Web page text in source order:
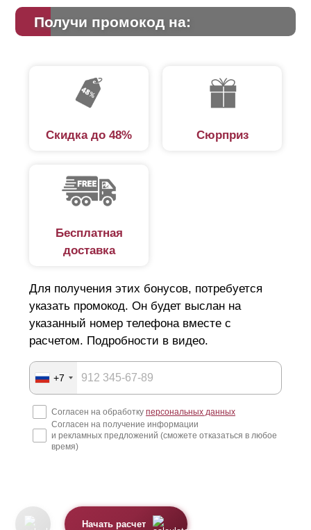
Получи промокод на:
Скидка до 48% Сюрприз
Бесплатная
доставка
Для получения этих бонусов, потребуется
указать промокод. Он будет выслан на
указанный номер телефона вместе с
расчетом. Подробности в видео.
+7
Согласен на обработку персональных данных
Согласен на получение информации
и рекламных предложений (сможете отказаться в любое
время)
Начать расчет